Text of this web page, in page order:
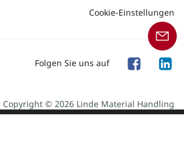
Cookie-Einstellungen
Folgen Sie uns auf
Copyright © 2026 Linde Material Handling